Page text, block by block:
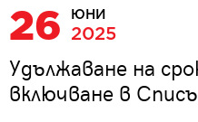
26 ЮНИ
2025
Удължаване на
включване в